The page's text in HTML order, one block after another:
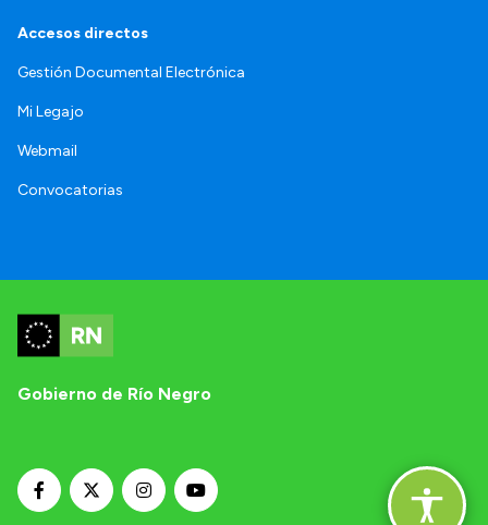
Accesos directos
Gestión Documental Electrónica
Mi Legajo
Webmail
Convocatorias
Gobierno de Río Negro